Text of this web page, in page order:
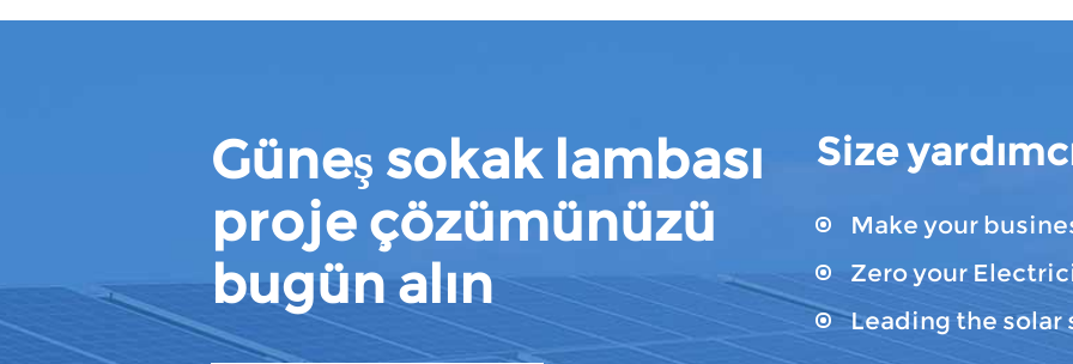
Güneş sokak lambası
proje çözümünüzü
bugün alın
Size
Make your
Zero your
Leading the